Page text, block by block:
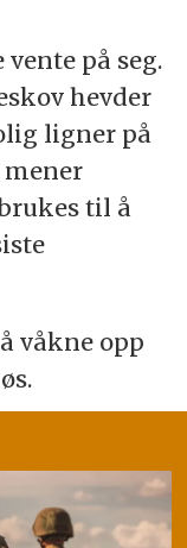
på seg.
hevder
ligner på
til å
våkne opp